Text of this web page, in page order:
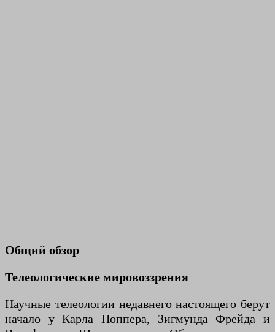
Общий обзор
Телеологические мировоззрения
Научные телеологии недавнего настоящего берут
начало у Карла Поппера, Зигмунда Фрейда и